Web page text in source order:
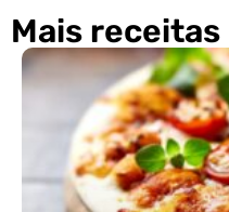
Mais receitas